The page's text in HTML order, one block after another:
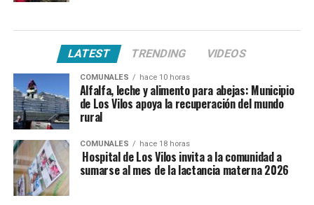
LATEST TRENDING VIDEOS
COMUNALES hace 10 horas
Alfalfa, leche y alimento para abejas: Municipio
de Los Vilos apoya la recuperación del mundo
rural
COMUNALES hace 18 horas
Hospital de Los Vilos invita a la comunidad a
sumarse al mes de la lactancia materna 2026